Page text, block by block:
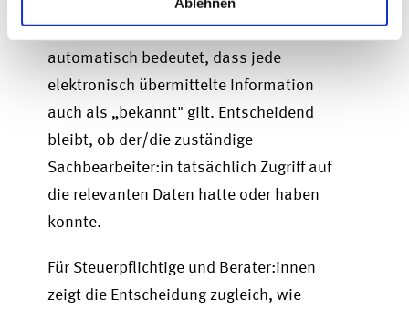
Digitalisierung der Finanzverwaltung nicht
automatisch bedeutet, dass jede
elektronisch übermittelte Information
auch als „bekannt" gilt. Entscheidend
bleibt, ob der/die zuständige
Sachbearbeiter:in tatsächlich Zugriff auf
die relevanten Daten hatte oder haben
konnte.
Für Steuerpflichtige und Berater:innen
zeigt die Entscheidung zugleich, wie